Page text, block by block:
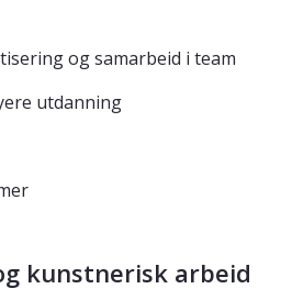
og samarbeid i team
utdanning
kunstnerisk arbeid